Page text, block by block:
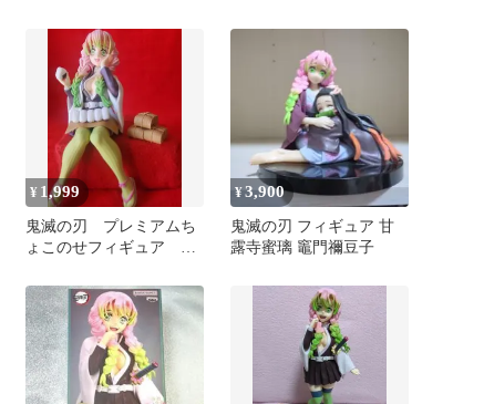
¥ 1,999
鬼滅の刃 プレミアムち
ょこのせフィギュア 甘
¥3,900
鬼滅の刃 フィギュア 甘
露寺蜜璃 竈門禰豆子